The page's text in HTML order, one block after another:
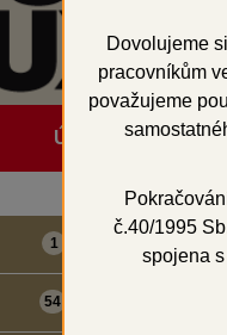
Úvodní strana
1
54
Domů
Dovolujeme
pracovníkům
považujeme
č.40/1995
spojena